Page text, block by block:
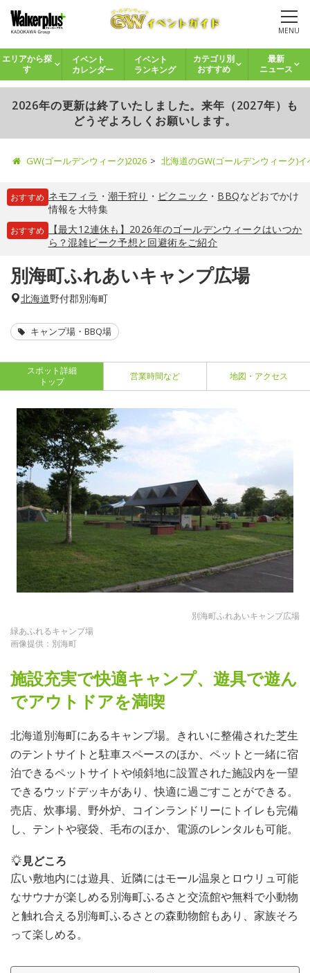
MENU
エリアから探
す
イベント
カレンダー
イベント
ランキング
カテゴリ別
おすすめ
最新
ニュース
2026年の更新は終了いたしました。来年（2027年）も
どうぞよろしくお願いします。
GW(ゴールデンウィーク)2026 北海道のGW(ゴールデンウィーク)
おすすめ ネモフィラ ・ 潮干狩り ・ ピクニック ・ BBQなどおでかけ
情報を大特集
おすすめ
【最大12連休も】2026年のゴールデンウィークはいつか
ら？混雑ピーク予想と回避術をご紹介
別海町ふれあいキャンプ広場
北海道野付郡別海町
キャンプ場・BBQ場
スポット詳細
トップ
営業時間など 地図・アクセス
別海町ふれあいキャンプ広場
緑あふれるキャンプ場
画像提供：別海町
施設充実で快適キャンプ、遊具で遊ん
でアウトドアを満喫
北海道別海町にあるキャンプ場。きれいに整備された芝生
のテントサイトと駐車スペースのほか、ペットと一緒に宿
泊できるペットサイトや傾斜地に設置された施設内を一望
できるウッドデッキがあり、快適に過ごすことができる。
売店、炊事場、野外炉、コインランドリーにトイレも完備
し、テントや寝袋、毛布のほか、電源のレンタルも可能。
見どころ
広い敷地内には遊具、近隣にはモール温泉とロウリュ可能
なサウナが楽しめる別海町ふるさと交流館や無料で小動物
と触れ合える別海町ふるさとの森動物館もあり、家族そろ
って楽しめる。